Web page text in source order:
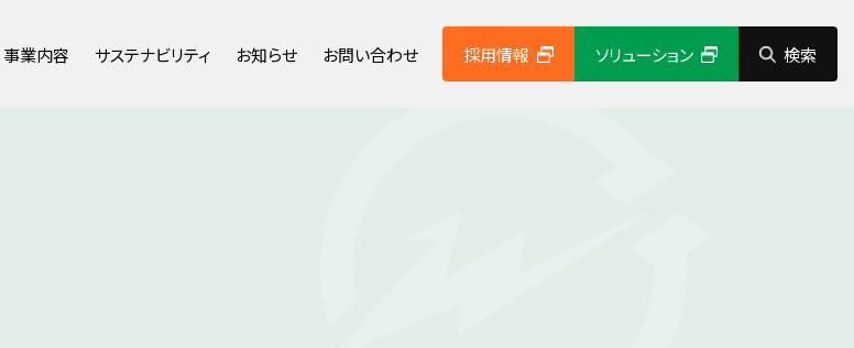
事業内容 サステナビリティ お知らせ お問い合わせ 採用情報 ソリューション 検索